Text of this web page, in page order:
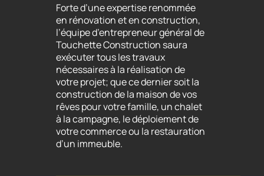
Forte d’une expertise renommée
en rénovation et en construction,
l’équipe d’entrepreneur général de
Touchette Construction saura
exécuter tous les travaux
nécessaires à la réalisation de
votre projet; que ce dernier soit la
construction de la maison de vos
rêves pour votre famille, un chalet
à la campagne, le déploiement de
votre commerce ou la restauration
d’un immeuble.